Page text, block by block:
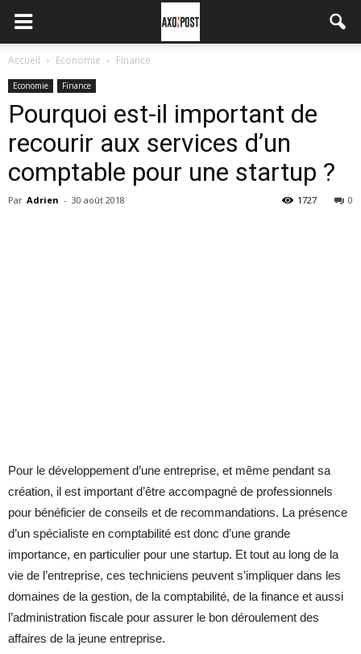
Accueil Economie Finance
Economie Finance
Pourquoi est-il important de
recourir aux services d’un
comptable pour une startup ?
Par Adrien - 30 août 2018 0
1727
Pour le développement d’une entreprise, et même pendant sa
création, il est important d’être accompagné de professionnels
pour bénéficier de conseils et de recommandations. La présence
d’un spécialiste en comptabilité est donc d’une grande
importance, en particulier pour une startup. Et tout au long de la
vie de l’entreprise, ces techniciens peuvent s’impliquer dans les
domaines de la gestion, de la comptabilité, de la finance et aussi
l’administration fiscale pour assurer le bon déroulement des
affaires de la jeune entreprise.